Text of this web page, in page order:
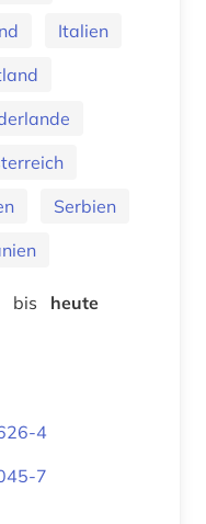
Italien
Serbien
bis heute
4
7